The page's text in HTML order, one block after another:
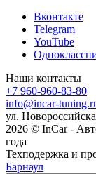
Вконтакте
Telegram
YouTube
Наши контакты
+7 960-960-83-80
info@incar-
ул.
2026 © InCar -
года
Техподержка и
Барнаул